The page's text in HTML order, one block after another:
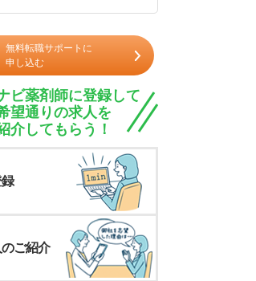
無料転職サポートに
申し込む
ビ薬剤師に登録して
望通りの求人を
介してもらう！
ご紹介